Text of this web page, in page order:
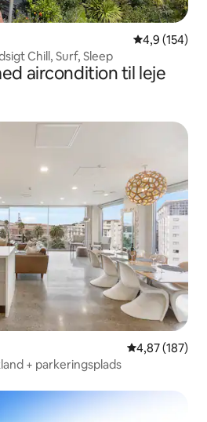
4,9 ud af 5 i
4,9 (154)
Chill, Surf, Sleep
aircondition til leje
4,87 ud af 5 i
4,87 (187)
+ parkeringsplads